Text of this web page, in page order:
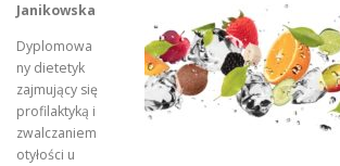
KONTRAKT Z NFZ DIETETYKA
MEDYCYNA SPORTOWA CENNIK
Janikowska
Dyplomowa
ny dietetyk
zajmujący się
profilaktyką i
zwalczaniem
otyłości u